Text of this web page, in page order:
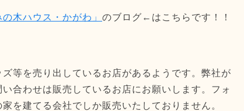
の木ハウス・かがわ」 のブログ←はこちらです！！
等を売り出しているお店があるようです。弊社が
合わせは販売しているお店にお願いします。フォ
を建てる会社でしか販売いたしておりません。